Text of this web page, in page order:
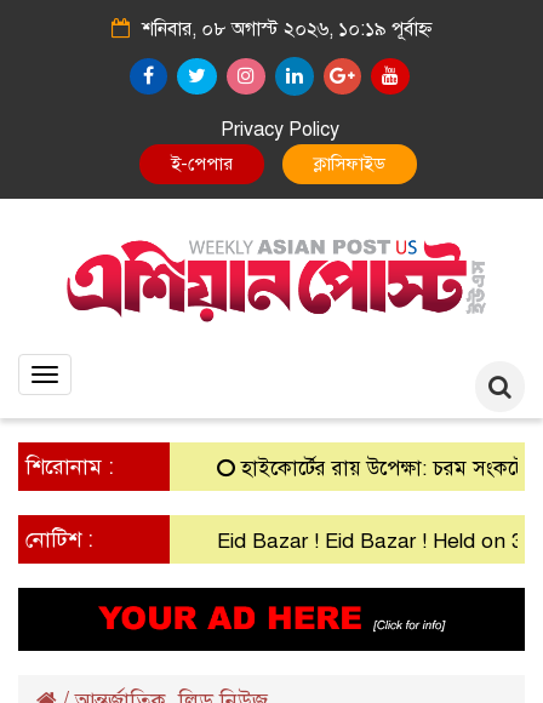
শনিবার, ০৮ অগাস্ট ২০২৬, ১০:১৯ পূর্বাহ্ন
Privacy Policy
E-Paper Classified
Toggle
শিরোনাম : হাইকোর্টের রায় উপেক্ষা: চরম সংকটে
নোটিশ : Eid Bazar ! Eid Bazar ! Held on 30th